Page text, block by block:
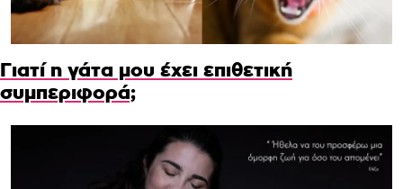
Γιατί η γάτα μου έχει επιθετική
συμπεριφορά;